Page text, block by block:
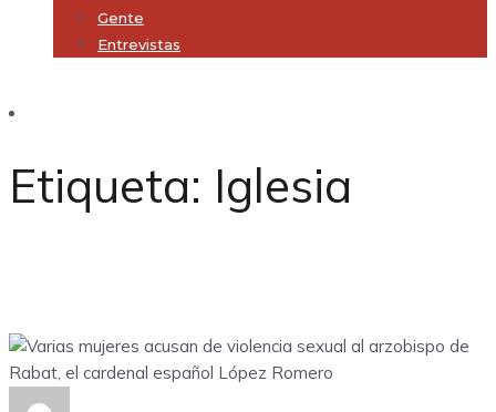
Gente
Entrevistas
Etiqueta: Iglesia